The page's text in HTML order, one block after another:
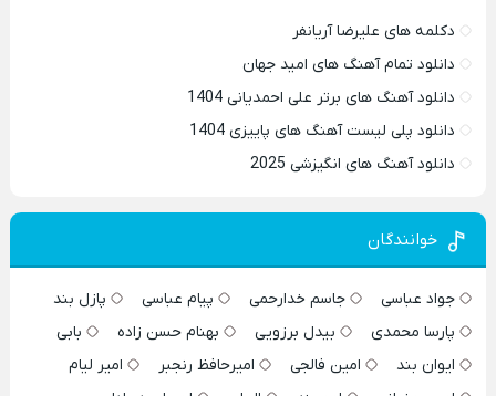
دکلمه های علیرضا آریانفر
دانلود تمام آهنگ های امید جهان
دانلود آهنگ های برتر علی احمدیانی 1404
دانلود پلی لیست آهنگ های پاییزی 1404
دانلود آهنگ های انگیزشی 2025
خوانندگان
جواد عباسی جاسم خدارحمی پیام عباسی
پازل بند
پارسا محمدی
بیدل برزویی بهنام حسن زاده
بابی
ایوان بند
امین فالجی امیرحافظ رنجبر
امیر لیام